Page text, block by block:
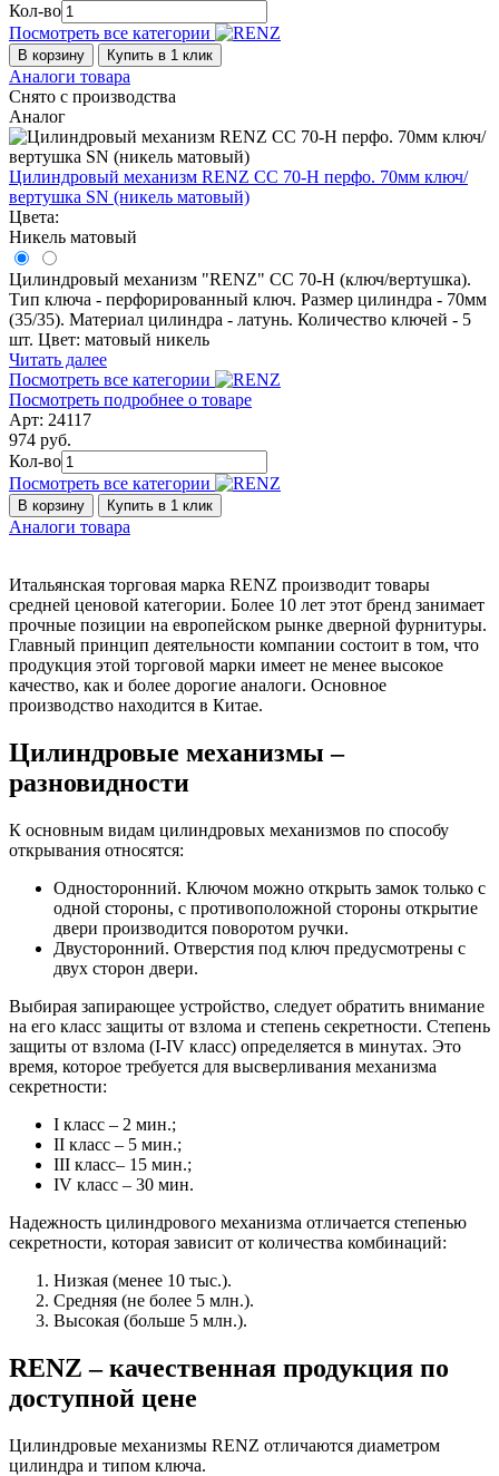
Кол-во
Посмотреть все категории
В корзину Купить в 1 клик
Аналоги товара
Снято с производства
Аналог
Цилиндровый механизм RENZ CС 70-Н перфо. 70мм ключ/
вертушка SN (никель матовый)
Цвета:
Никель матовый
Цилиндровый механизм "RENZ" CC 70-H (ключ/вертушка).
Тип ключа - перфорированный ключ. Размер цилиндра - 70мм
(35/35). Материал цилиндра - латунь. Количество ключей - 5
шт. Цвет: матовый никель
Читать далее
Посмотреть все категории
Посмотреть подробнее о товаре
Арт: 24117
974 руб.
Кол-во
Посмотреть все категории
В корзину Купить в 1 клик
Аналоги товара
Итальянская торговая марка RENZ производит товары
средней ценовой категории. Более 10 лет этот бренд занимает
прочные позиции на европейском рынке дверной фурнитуры.
Главный принцип деятельности компании состоит в том, что
продукция этой торговой марки имеет не менее высокое
качество, как и более дорогие аналоги. Основное
производство находится в Китае.
Цилиндровые механизмы –
разновидности
К основным видам цилиндровых механизмов по способу
открывания относятся:
Односторонний. Ключом можно открыть замок только с
одной стороны, с противоположной стороны открытие
двери производится поворотом ручки.
Двусторонний. Отверстия под ключ предусмотрены с
двух сторон двери.
Выбирая запирающее устройство, следует обратить внимание
на его класс защиты от взлома и степень секретности. Степень
защиты от взлома (I-IV класс) определяется в минутах. Это
время, которое требуется для высверливания механизма
секретности:
I класс – 2 мин.;
II класс – 5 мин.;
III класс– 15 мин.;
IV класс – 30 мин.
Надежность цилиндрового механизма отличается степенью
секретности, которая зависит от количества комбинаций:
Низкая (менее 10 тыс.).
Средняя (не более 5 млн.).
Высокая (больше 5 млн.).
RENZ – качественная продукция по
доступной цене
Цилиндровые механизмы RENZ отличаются диаметром
цилиндра и типом ключа.